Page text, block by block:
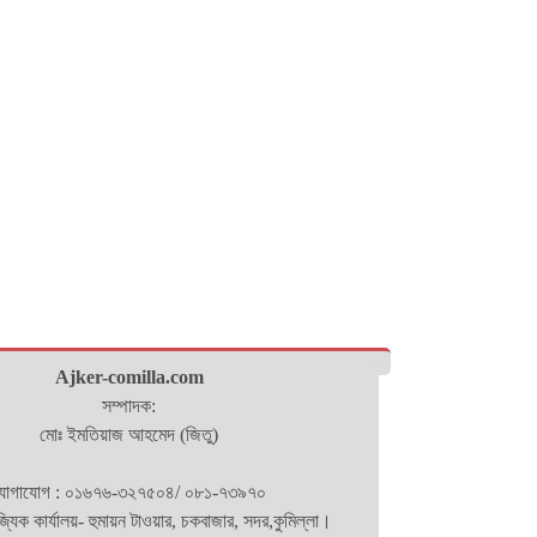
Ajker-comilla.com
সম্পাদক:
মোঃ ইমতিয়াজ আহমেদ (জিতু)
: ০১৬৭৬-৩২৭৫০৪/ ০৮১-৭৩৯৭০
কার্যালয়- হুমায়ন টাওয়ার, চকবাজার, সদর,কুমিল্লা।